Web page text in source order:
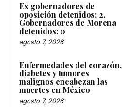
Ex gobernadores de
oposición detenidos: 2.
Gobernadores de Morena
detenidos: 0
agosto 7, 2026
Enfermedades del corazón,
diabetes y tumores
malignos encabezan las
muertes en México
agosto 7, 2026